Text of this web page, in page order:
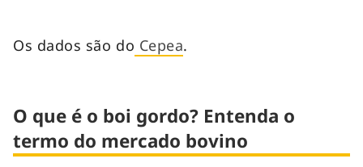
Os dados são do Cepea.
O que é o boi gordo? Entenda o
termo do mercado bovino